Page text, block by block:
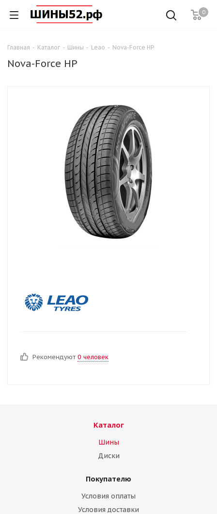
0
Главная - Каталог - Шины - Leao - Nova-Force HP
Nova-Force HP
Рекомендуют 0 человек
Каталог
Шины
Диски
Покупателю
Условия оплаты
Условия доставки